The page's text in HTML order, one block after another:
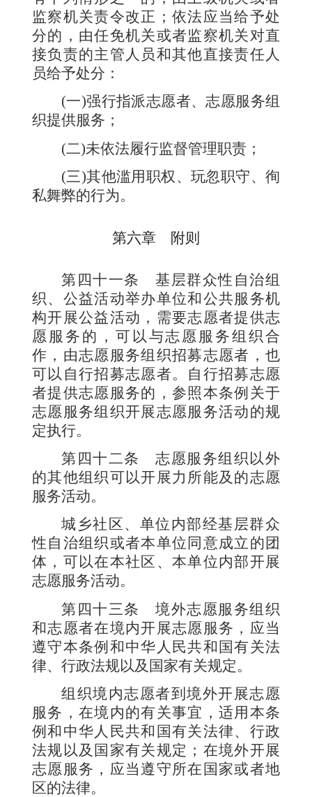
监察机关责令改正；依法应当给予处
分的，由任免机关或者监察机关对直
接负责的主管人员和其他直接责任人
员给予处分：
(一)强行指派志愿者、志愿服务组
织提供服务；
(二)未依法履行监督管理职责；
(三)其他滥用职权、玩忽职守、徇
私舞弊的行为。
第六章 附则
第四十一条
基层群众性自治组
织、公益活动举办单位和公共服务机
构开展公益活动，需要志愿者提供志
愿服务的，可以与志愿服务组织合
作，由志愿服务组织招募志愿者，也
可以自行招募志愿者。自行招募志愿
者提供志愿服务的，参照本条例关于
志愿服务组织开展志愿服务活动的规
定执行。
第四十二条
志愿服务组织以外
的其他组织可以开展力所能及的志愿
服务活动。
城乡社区、单位内部经基层群众
性自治组织或者本单位同意成立的团
体，可以在本社区、本单位内部开展
志愿服务活动。
第四十三条
境外志愿服务组织
和志愿者在境内开展志愿服务，应当
遵守本条例和中华人民共和国有关法
律、行政法规以及国家有关规定。
组织境内志愿者到境外开展志愿
服务，在境内的有关事宜，适用本条
例和中华人民共和国有关法律、行政
法规以及国家有关规定；在境外开展
志愿服务，应当遵守所在国家或者地
区的法律。